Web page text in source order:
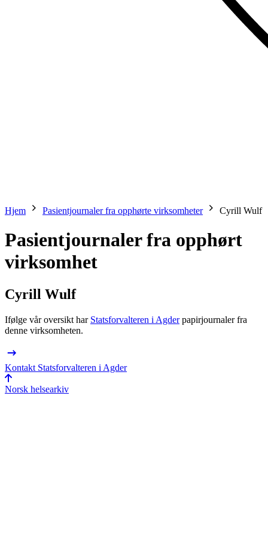
Hjem Pasientjournaler fra opphørte virksomheter Cyrill Wulf
Pasientjournaler fra opphørt
virksomhet
Cyrill Wulf
Ifølge vår oversikt har Statsforvalteren i Agderpapir­journaler fra
denne virksomheten.
Kontakt Statsforvalteren i Agder
Norsk helsearkiv